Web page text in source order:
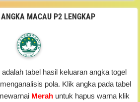
MACAU P2 LENGKAP
adalah tabel hasil keluaran angka togel
pola. Klik angka pada tabel
Merah untuk hapus warna klik